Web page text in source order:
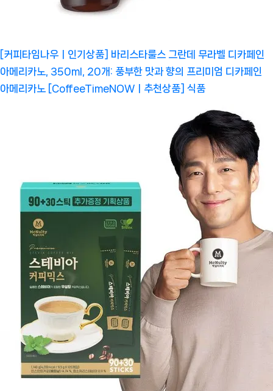
[커피타임나우ㅣ인기상품] 바리스타룰스 그란데 무라벨 디카페인
아메리카노, 350ml, 20개: 풍부한 맛과 향의 프리미엄 디카페인
아메리카노 [CoffeeTimeNOWㅣ추천상품] 식품